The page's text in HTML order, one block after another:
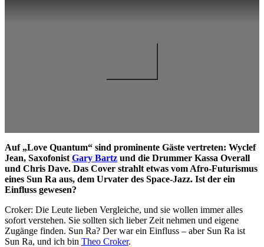
Auf „Love Quantum“ sind prominente Gäste vertreten: Wyclef
Jean, Saxofonist Gary Bartz und die Drummer Kassa Overall
und Chris Dave. Das Cover strahlt etwas vom Afro-Futurismus
eines Sun Ra aus, dem Urvater des Space-Jazz. Ist der ein
Einfluss gewesen?
Croker: Die Leute lieben Vergleiche, und sie wollen immer alles
sofort verstehen. Sie sollten sich lieber Zeit nehmen und eigene
Zugänge finden. Sun Ra? Der war ein Einfluss – aber Sun Ra ist
Sun Ra, und ich bin Theo Croker.